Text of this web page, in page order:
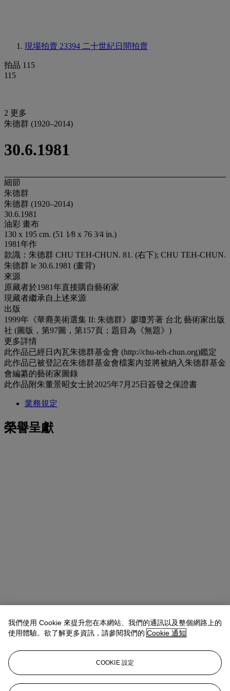
現場拍賣 23394 二十世紀日間拍賣
拍品 115
115
2 更多
朱德群 (1920–2014)
30.6.1981
細節
朱德群
朱德群 (1920–2014)
30.6.1981
油彩 畫布
130 x 195 cm. (51 1⁄8 x 76 3⁄4 in.)
1981年作
款識：朱德群 CHU TEH-CHUN. 81. (右下); CHU TEH-CHUN.
朱德群 le 30.6.1981 (畫背)
來源
原藏者於1981年直接購自藝術家
現藏者繼承自上述來源
出版
1999年《華裔美術選集 II: 朱德群》廖瓊芳著 台北 藝術家出版
社 (圖版，第97圖，第157頁；題目為《無題》)
更多詳情
此作品已經日內瓦朱德群基金會 (http://chu-teh-chun.org)鑑定
此作品已被登記在朱德群基金會檔案內並將被納入朱德群基金
會編纂的藝術家圖錄
此作品附朱董景昭女士於2025年7月25日簽發之保證書
業務規定
榮譽呈獻
Ziwei Yi（易紫薇）AVP, Specialist, Head of 20th Century Day
我們使用 Cookie 來提升您在本網站、我們的通訊以及整個網路上的
使用體驗。欲了解更多資訊，請參閱我們的 Cookie 通知
COOKIE 設定